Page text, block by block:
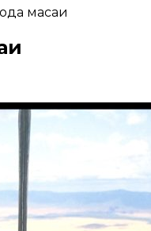
масаи